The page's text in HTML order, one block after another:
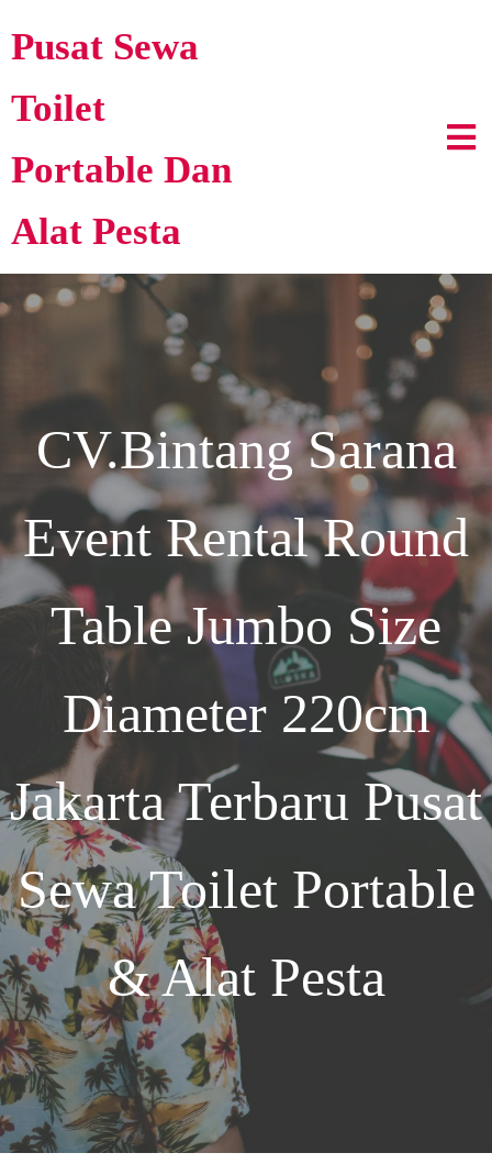
Pusat Sewa
Toilet
Portable Dan
Alat Pesta
CV.Bintang Sarana
Event Rental Round
Table Jumbo Size
Diameter 220cm
Jakarta Terbaru Pusat
Sewa Toilet Portable
& Alat Pesta